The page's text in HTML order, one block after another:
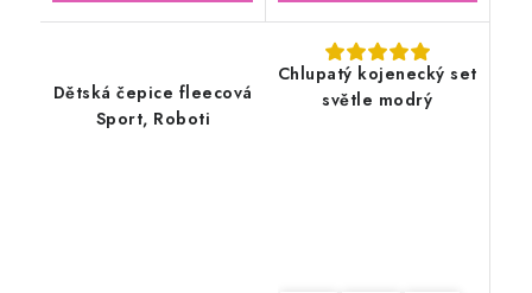
Dětská čepice fleecová
Sport, Roboti
Chlupatý kojenecký set
světle modrý